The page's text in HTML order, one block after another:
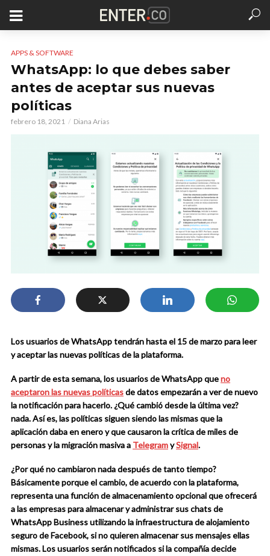
APPS & SOFTWARE
WhatsApp: lo que debes saber
antes de aceptar sus nuevas
políticas
febrero 18, 2021 Diana Arias
Los usuarios de WhatsApp tendrán hasta el 15 de marzo para leer
y aceptar las nuevas políticas de la plataforma.
A partir de esta semana, los usuarios de WhatsApp queno
aceptaron las nuevas políticasde datos empezarán a ver de nuevo
la notificación para hacerlo. ¿Qué cambió desde la última vez?
nada. Así es, las políticas siguen siendo las mismas que la
aplicación daba en enero y que causaron la crítica de miles de
personas y la migración masiva a TelegramySignal.
¿Por qué no cambiaron nada después de tanto tiempo?
Básicamente porque el cambio, de acuerdo con la plataforma,
representa una función de almacenamiento opcional que ofrecerá
a las empresas para almacenar y administrar sus chats de
WhatsApp Business utilizando la infraestructura de alojamiento
seguro de Facebook, si no quieren almacenar sus mensajes ellas
mismas. Los usuarios serán notificados si la compañía decide